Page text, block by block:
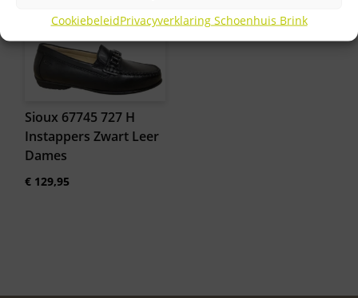
CookiebeleidPrivacyverklaring Schoenhuis Brink
Sioux 67745 727 H
Instappers Zwart Leer
Dames
€ 129,95